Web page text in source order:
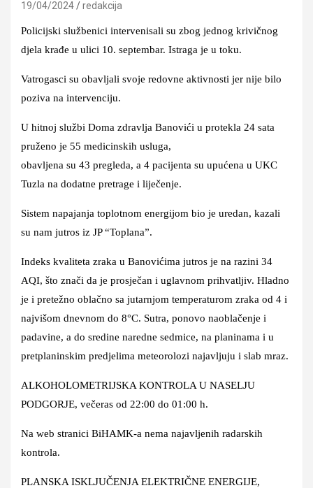
19/04/2024 redakcija
Policijski službenici intervenisali su zbog jednog krivičnog
djela krađe u ulici 10. septembar. Istraga je u toku.
Vatrogasci su obavljali svoje redovne aktivnosti jer nije bilo
poziva na intervenciju.
U hitnoj službi Doma zdravlja Banovići u protekla 24 sata
pruženo je 55 medicinskih usluga,
obavljena su 43 pregleda, a 4 pacijenta su upućena u UKC
Tuzla na dodatne pretrage i liječenje.
Sistem napajanja toplotnom energijom bio je uredan, kazali
su nam jutros iz JP “Toplana”.
Indeks kvaliteta zraka u Banovićima jutros je na razini 34
AQI, što znači da je prosječan i uglavnom prihvatljiv. Hladno
je i pretežno oblačno sa jutarnjom temperaturom zraka od 4 i
najvišom dnevnom do 8°C. Sutra, ponovo naoblačenje i
padavine, a do sredine naredne sedmice, na planinama i u
pretplaninskim predjelima meteorolozi najavljuju i slab mraz.
ALKOHOLOMETRIJSKA KONTROLA U NASELJU
PODGORJE, večeras od 22:00 do 01:00 h.
Na web stranici BiHAMK-a nema najavljenih radarskih
kontrola.
PLANSKA ISKLJUČENJA ELEKTRIČNE ENERGIJE,